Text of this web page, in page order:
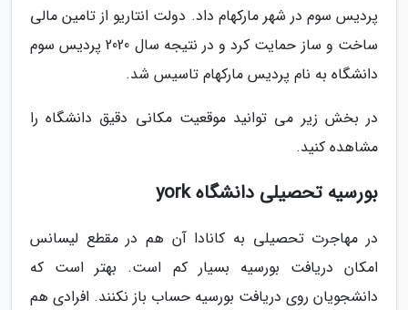
پردیس سوم در شهر مارکهام داد. دولت انتاریو از تامین مالی
ساخت و ساز حمایت کرد و در نتیجه سال 2020 پردیس سوم
دانشگاه به نام پردیس مارکهام تاسیس شد.
در بخش زیر می توانید موقعیت مکانی دقیق دانشگاه را
مشاهده کنید.
بورسیه تحصیلی دانشگاه york
در مهاجرت تحصیلی به کانادا آن هم در مقطع لیسانس
امکان دریافت بورسیه بسیار کم است. بهتر است که
دانشجویان روی دریافت بورسیه حساب باز نکنند. افرادی هم